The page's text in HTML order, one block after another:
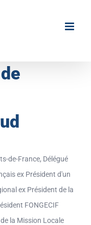
de-France, Délégué
ex Président d'un
ex Président de la
FONGECIF
la Mission Locale